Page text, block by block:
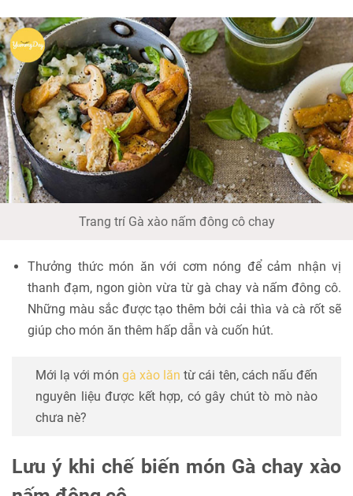
Trang trí Gà xào nấm đông cô chay
Thưởng thức món ăn với cơm nóng để cảm nhận vị
thanh đạm, ngon giòn vừa từ gà chay và nấm đông cô.
Những màu sắc được tạo thêm bởi cải thìa và cà rốt sẽ
giúp cho món ăn thêm hấp dẫn và cuốn hút.
Mới lạ với món gà xào lăn từ cái tên, cách nấu đến
nguyên liệu được kết hợp, có gây chút tò mò nào
chưa nè?
Lưu ý khi chế biến món Gà chay xào